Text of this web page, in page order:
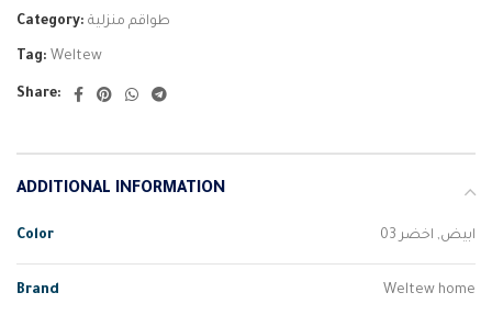
Category: طواقم منزلية
Tag: Weltew
Share:
ADDITIONAL INFORMATION
Color ابيض, اخضر 03
Brand Weltew home